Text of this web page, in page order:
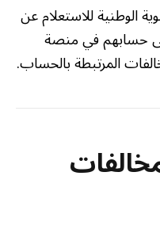
الوطنية للاستعلام عن
حسابهم في منصة
المرتبطة بالحساب.